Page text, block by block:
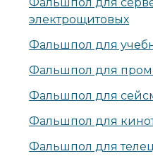
Фальшпол для
электрощитовых
Фальшпол для
Фальшпол для
Фальшпол для
Фальшпол для
Фальшпол для